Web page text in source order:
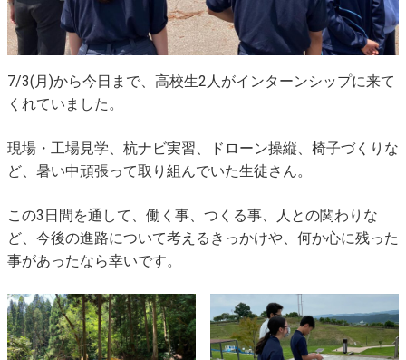
7/3(月)から今日まで、高校生2人がインターンシップに来て
くれていました。
現場・工場見学、杭ナビ実習、ドローン操縦、椅子づくりな
ど、暑い中頑張って取り組んでいた生徒さん。
この3日間を通して、働く事、つくる事、人との関わりな
ど、今後の進路について考えるきっかけや、何か心に残った
事があったなら幸いです。